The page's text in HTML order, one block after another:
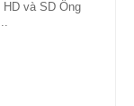
và SD Ống